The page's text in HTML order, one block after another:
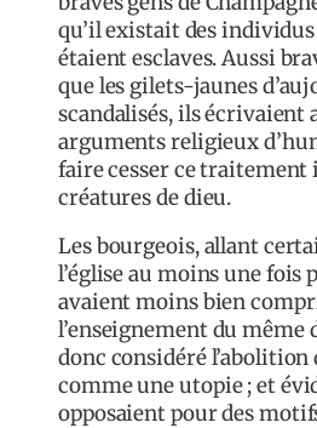
qu’il existait des
étaient esclaves. Aussi
que les gilets-jaunes
scandalisés, ils écrivaient
arguments religieux
faire cesser ce traitement
créatures de dieu.
Les bourgeois, allant
l’église au moins une fois
avaient moins bien
l’enseignement du même
donc considéré l’abolition
comme une utopie ; et
opposaient pour des